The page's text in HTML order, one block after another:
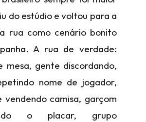
do estúdio e voltou para a
rua como cenário bonito
A rua de verdade:
mesa, gente discordando,
nome de jogador,
vendendo camisa, garçom
o placar, grupo